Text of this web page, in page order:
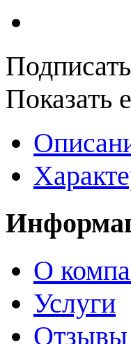
Показать
О
Услуги
Отзывы